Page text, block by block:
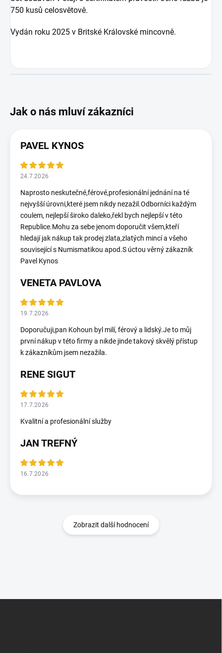
750 kusů celosvětově.
Vydán roku 2025 v Britské Královské mincovně.
PAVEL KYNOS
24.7.2026
Naprosto neskutečné,férové,profesionální jednání na té
nejvyšší úrovni,které jsem nikdy nezažil.Odborníci každým
coulem, nejlepší široko daleko,řekl bych nejlepší v této
Republice.Mohu za sebe jenom doporučit všem,kteří
hledají jak nákup tak prodej zlata,zlatých mincí a všeho
související s Numismatikou apod.S úctou věrný zákazník
Pavel Kynos
VENETA PAVLOVA
19.7.2026
Doporučuji,pan Kohoun byl milí, férový a lidský.Je to můj
první nákup v této firmy a nikde jinde takový skvělý přístup
k zákazníkům jsem nezažila.
RENE SIGUT
17.7.2026
Kvalitní a profesionální služby
JAN TREFNÝ
16.7.2026
Zobrazit další hodnocení